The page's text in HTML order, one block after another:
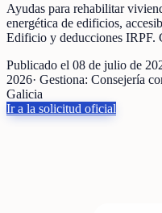
Ayudas para rehabilitar
energética de edificios,
Edificio y deducciones IRPF.
Publicado el 08 de julio de
2026· Gestiona: Consejería
Galicia
Ir a la solicitud oficial